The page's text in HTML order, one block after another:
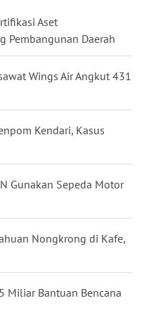
Aset
Pembangunan Daerah
Wings Air Angkut 431
Kendari, Kasus
Gunakan Sepeda Motor
Nongkrong di Kafe,
Miliar Bantuan Bencana